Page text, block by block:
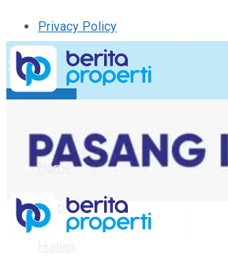
Privacy Policy
Kirim Tulisan
Logout
Home
Properti